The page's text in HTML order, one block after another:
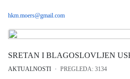
hkm.moers@gmail.com
SRETAN I BLAGOSLOVLJEN
AKTUALNOSTI PREGLEDA: 3134